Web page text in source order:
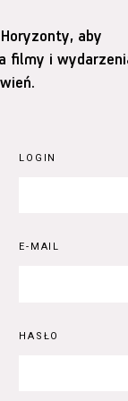
aby
filmy i
LOGIN
E-MAIL
HASŁO